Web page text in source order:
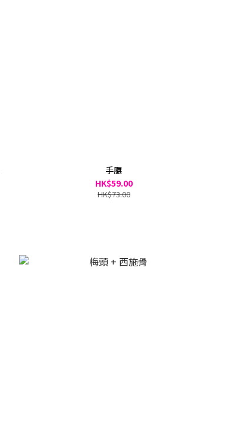
手𦟌
HK$59.00
HK$73.00